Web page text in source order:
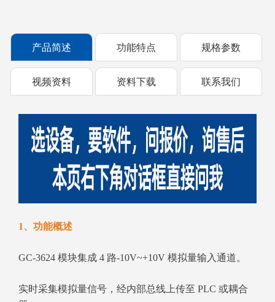
产品简述 功能特点 规格参数
视频资料 资料下载 联系我们
1、功能概述
GC‑3624 模块集成 4 路‑10V~+10V 模拟量输入通道。
实时采集模拟量信号，经内部总线上传至 PLC 或耦合